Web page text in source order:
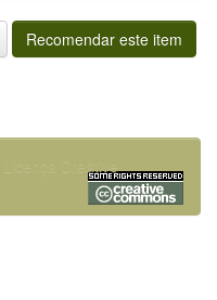
Recomendar este item
Licença Creative